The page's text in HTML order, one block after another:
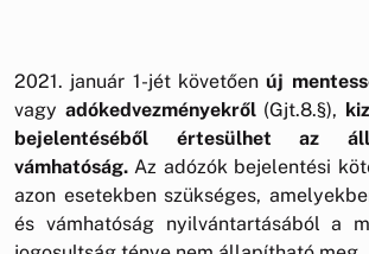
2021. január 1-jét követőenúj
vagy adókedvezményekről(Gjt.8.§),
bejelentéséből értesülhet az
vámhatóság. Az adózók bejelentési
azon esetekben szükséges,
és vámhatóság nyilvántartásából a